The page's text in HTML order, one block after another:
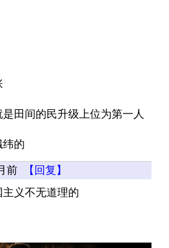
田间的民升级上位为第一人
纬的
前
【回复】
义不无道理的